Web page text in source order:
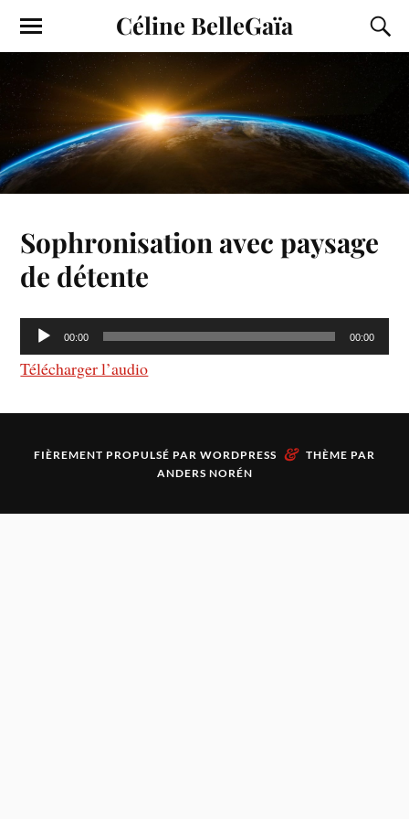
Céline BelleGaïa
Sophronisation avec paysage
de détente
Lecteur
audio
00:00 00:00
Télécharger l’audio
FIÈREMENT PROPULSÉ PAR WORDPRESS & THÈME PAR
ANDERS NORÉN